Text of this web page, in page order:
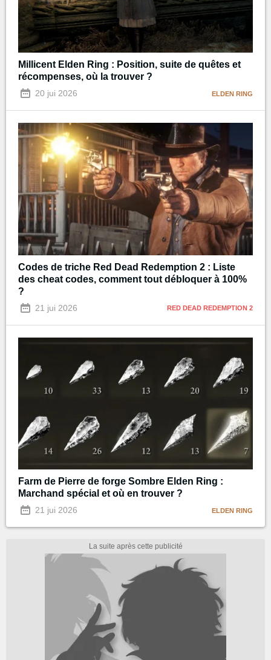
Millicent Elden Ring : Position, suite de quêtes et
récompenses, où la trouver ?
20 jui 2026 ELDEN RING
Codes de triche Red Dead Redemption 2 : Liste
des cheat codes, comment tout débloquer à 100%
?
21 jui 2026 RED DEAD REDEMPTION 2
Farm de Pierre de forge Sombre Elden Ring :
Marchand spécial et où en trouver ?
21 jui 2026 ELDEN RING